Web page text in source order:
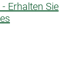
Erhalten Sie